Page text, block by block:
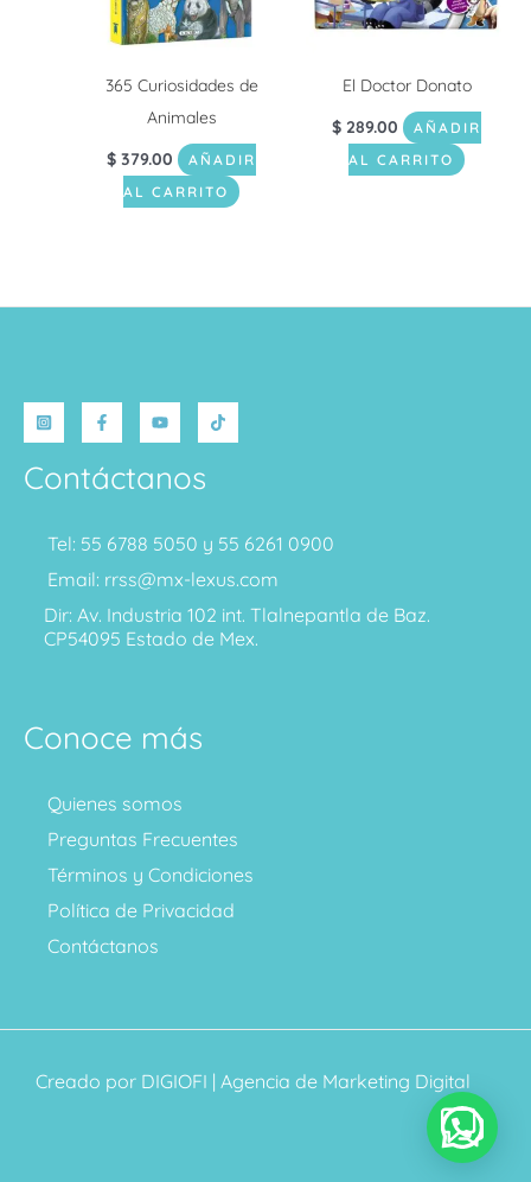
365 Curiosidades de
Animales
$ 379.00
AÑADIR
AL CARRITO
El Doctor Donato
$ 289.00
AÑADIR
AL CARRITO
Contáctanos
Tel: 55 6788 5050 y 55 6261 0900
Email: rrss@mx-lexus.com
Dir: Av. Industria 102 int. Tlalnepantla de Baz.
CP54095 Estado de Mex.
Conoce más
Quienes somos
Preguntas Frecuentes
Términos y Condiciones
Política de Privacidad
Contáctanos
Creado por DIGIOFI | Agencia de Marketing Digital